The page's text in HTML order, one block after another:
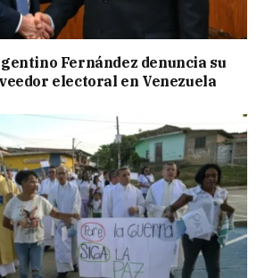
Fernández denuncia su
electoral en Venezuela